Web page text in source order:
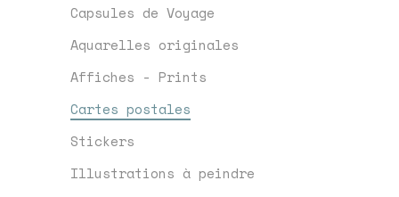
Capsules de Voyage
Aquarelles originales
Affiches - Prints
Cartes postales
Stickers
Illustrations à peindre